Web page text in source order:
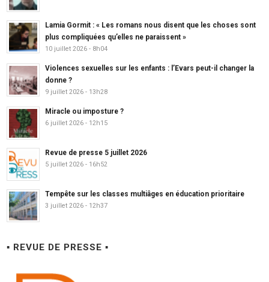
Lamia Gormit : « Les romans nous disent que les choses sont
plus compliquées qu’elles ne paraissent »
10 juillet 2026 - 8h04
Violences sexuelles sur les enfants : l’Evars peut-il changer la
donne ?
9 juillet 2026 - 13h28
Miracle ou imposture ?
6 juillet 2026 - 12h15
Revue de presse 5 juillet 2026
5 juillet 2026 - 16h52
Tempête sur les classes multiâges en éducation prioritaire
3 juillet 2026 - 12h37
▪ REVUE DE PRESSE ▪